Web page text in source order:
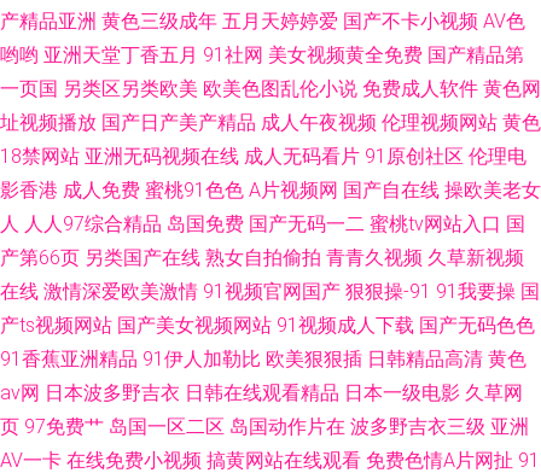
产精品亚洲 黄色三级成年 五月天婷婷爱 国产不卡小视频 AV色
哟哟 亚洲天堂丁香五月 91社网 美女视频黄全免费 国产精品第
一页国 另类区另类欧美 欧美色图乱伦小说 免费成人软件 黄色网
址视频播放 国产日产美产精品 成人午夜视频 伦理视频网站 黄色
18禁网站 亚洲无码视频在线 成人无码看片 91原创社区 伦理电
影香港 成人免费 蜜桃91色色 A片视频网 国产自在线 操欧美老女
人 人人97综合精品 岛国免费 国产无码一二 蜜桃tv网站入口 国
产第66页 另类国产在线 熟女自拍偷拍 青青久视频 久草新视频
在线 激情深爱欧美激情 91视频官网国产 狠狠操-91 91我要操 国
产ts视频网站 国产美女视频网站 91视频成人下载 国产无码色色
91香蕉亚洲精品 91伊人加勒比 欧美狠狠插 日韩精品高清 黄色
av网 日本波多野吉衣 日韩在线观看精品 日本一级电影 久草网
页 97免费艹 岛国一区二区 岛国动作片在 波多野吉衣三级 亚洲
AV一卡 在线免费小视频 搞黄网站在线观看 免费色情A片网扯 91